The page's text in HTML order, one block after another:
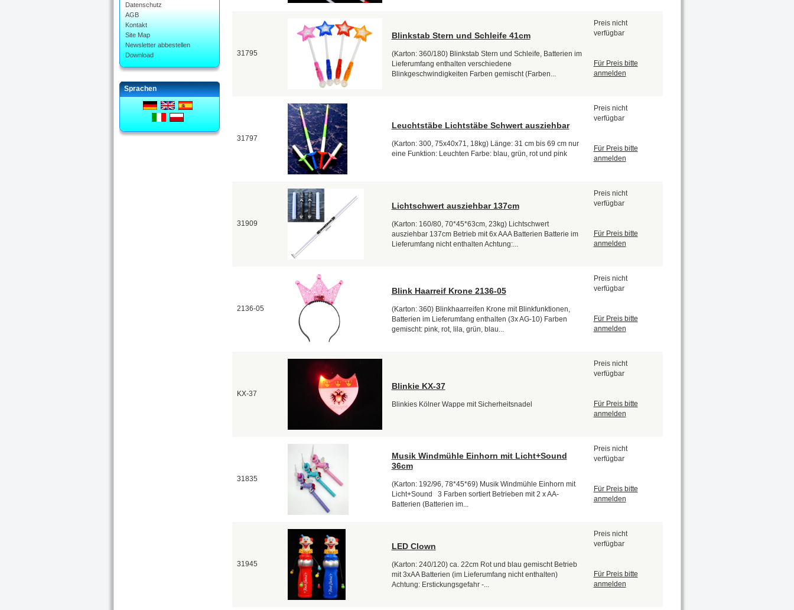
Datenschutz
AGB
Kontakt
Site Map
Newsletter abbestellen
Download
Sprachen
31795
Blinkstab Stern und Schleife 41cm
(Karton: 360/180) Blinkstab Stern und Schleife, Batterien im
Lieferumfang enthalten verschiedene
Blinkgeschwindigkeiten Farben gemischt (Farben...
Preis nicht
verfügbar
Für Preis bitte
anmelden
31797
Leuchtstäbe Lichtstäbe Schwert ausziehbar
(Karton: 300, 75x40x71, 18kg) Länge: 31 cm bis 69 cm nur
eine Funktion: Leuchten Farbe: blau, grün, rot und pink
Preis nicht
verfügbar
Für Preis bitte
anmelden
31909
Lichtschwert ausziehbar 137cm
(Karton: 160/80, 70*45*63cm, 23kg) Lichtschwert
ausziehbar 137cm Betrieb mit 6x AAA Batterien Batterie im
Lieferumfang nicht enthalten Achtung:...
Preis nicht
verfügbar
Für Preis bitte
anmelden
2136-05
Blink Haarreif Krone 2136-05
(Karton: 360) Blinkhaarreifen Krone mit Blinkfunktionen,
Batterien im Lieferumfang enthalten (3x AG-10) Farben
gemischt: pink, rot, lila, grün, blau...
Preis nicht
verfügbar
Für Preis bitte
anmelden
KX-37
Blinkie KX-37
Blinkies Kölner Wappe mit Sicherheitsnadel
Preis nicht
verfügbar
Für Preis bitte
anmelden
31835
Musik Windmühle Einhorn mit Licht+Sound
36cm
(Karton: 192/96, 78*45*69) Musik Windmühle Einhorn mit
Licht+Sound 3 Farben sortiert Betrieben mit 2 x AA-
Batterien (Batterien im...
Preis nicht
verfügbar
Für Preis bitte
anmelden
31945
LED Clown
(Karton: 240/120) ca. 22cm Rot und blau gemischt Betrieb
mit 3xAA Batterien (im Lieferumfang nicht enthalten)
Achtung: Erstickungsgefahr -...
Preis nicht
verfügbar
Für Preis bitte
anmelden